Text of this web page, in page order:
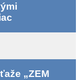
„ZEM